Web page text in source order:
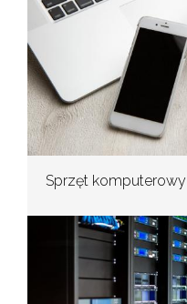
Sprzęt komputerowy